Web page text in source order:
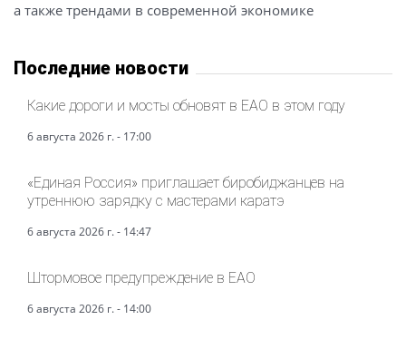
а также трендами в современной экономике
Последние новости
Какие дороги и мосты обновят в ЕАО в этом году
6 августа 2026 г. - 17:00
«Единая Россия» приглашает биробиджанцев на
утреннюю зарядку с мастерами каратэ
6 августа 2026 г. - 14:47
Штормовое предупреждение в ЕАО
6 августа 2026 г. - 14:00